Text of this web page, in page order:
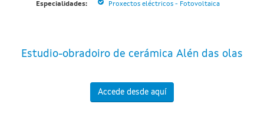
Especialidades: Proxectos eléctricos - Fotovoltaica
Estudio-obradoiro de cerámica Alén das olas
Accede desde aquí